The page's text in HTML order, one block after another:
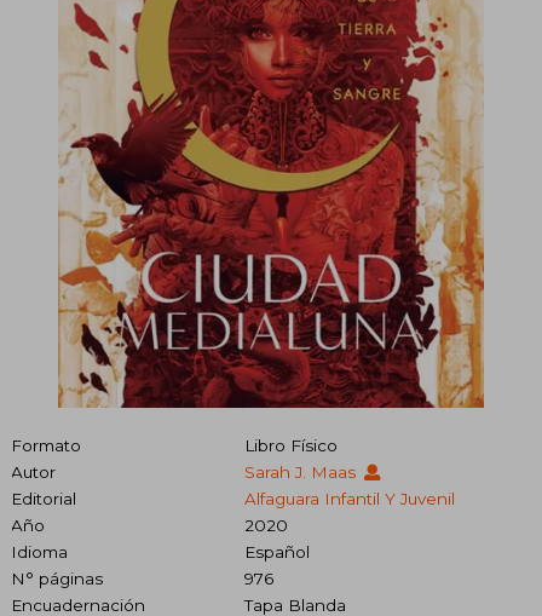
Formato
Libro Físico
Autor
Sarah J. Maas
Editorial
Alfaguara Infantil Y Juvenil
Año
2020
Idioma
Español
N° páginas
976
Encuadernación
Tapa Blanda